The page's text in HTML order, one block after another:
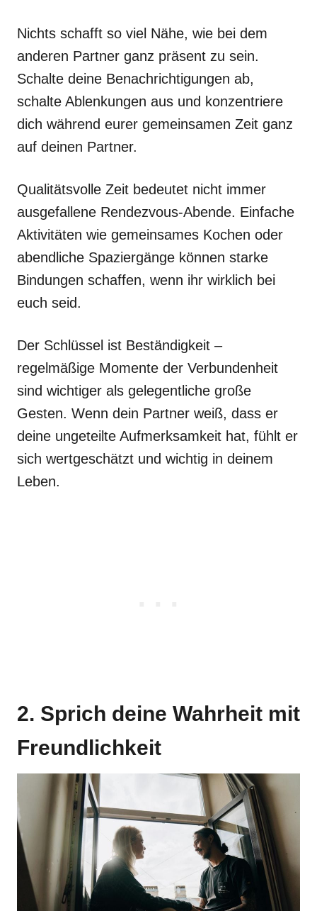
Nichts schafft so viel Nähe, wie bei dem
anderen Partner ganz präsent zu sein.
Schalte deine Benachrichtigungen ab,
schalte Ablenkungen aus und konzentriere
dich während eurer gemeinsamen Zeit ganz
auf deinen Partner.
Qualitätsvolle Zeit bedeutet nicht immer
ausgefallene Rendezvous-Abende. Einfache
Aktivitäten wie gemeinsames Kochen oder
abendliche Spaziergänge können starke
Bindungen schaffen, wenn ihr wirklich bei
euch seid.
Der Schlüssel ist Beständigkeit –
regelmäßige Momente der Verbundenheit
sind wichtiger als gelegentliche große
Gesten. Wenn dein Partner weiß, dass er
deine ungeteilte Aufmerksamkeit hat, fühlt er
sich wertgeschätzt und wichtig in deinem
Leben.
2. Sprich deine Wahrheit mit
Freundlichkeit